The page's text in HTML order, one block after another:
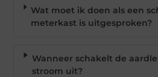
Wat moet ik doen als een
meterkast is uitgesproken?
Wanneer schakelt de
stroom uit?